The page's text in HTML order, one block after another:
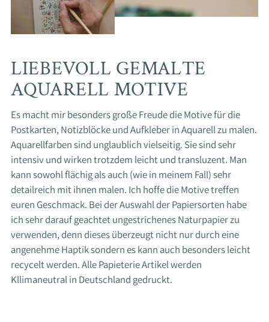
LIEBEVOLL GEMALTE
AQUARELL MOTIVE
Es macht mir besonders große Freude die Motive für die
Postkarten, Notizblöcke und Aufkleber in Aquarell zu malen.
Aquarellfarben sind unglaublich vielseitig. Sie sind sehr
intensiv und wirken trotzdem leicht und transluzent. Man
kann sowohl flächig als auch (wie in meinem Fall) sehr
detailreich mit ihnen malen. Ich hoffe die Motive treffen
euren Geschmack. Bei der Auswahl der Papiersorten habe
ich sehr darauf geachtet ungestrichenes Naturpapier zu
verwenden, denn dieses überzeugt nicht nur durch eine
angenehme Haptik sondern es kann auch besonders leicht
recycelt werden. Alle Papieterie Artikel werden
Kllimaneutral in Deutschland gedruckt.